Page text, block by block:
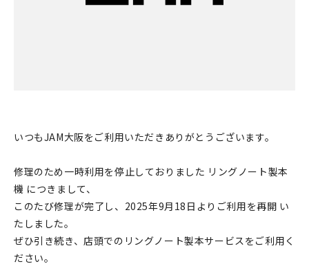
雑貨
はんこ
JAMグッズ
台湾グッズ
いつもJAM大阪をご利用いただきありがとうございます。
修理のため一時利用を停止しておりました リングノート製本
機 につきまして、
このたび修理が完了し、2025年9月18日よりご利用を再開 い
たしました。
ぜひ引き続き、店頭でのリングノート製本サービスをご利用く
ださい。